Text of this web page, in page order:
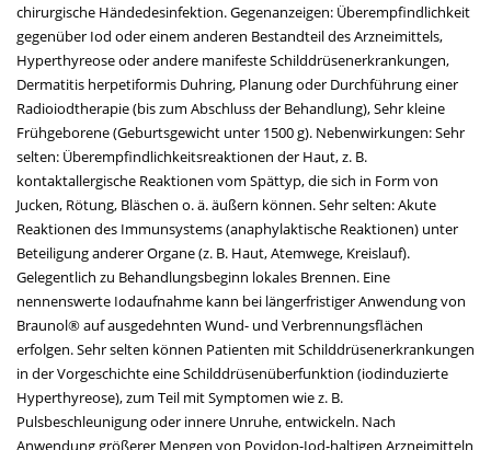
chirurgische Händedesinfektion. Gegenanzeigen: Überempfindlichkeit
gegenüber Iod oder einem anderen Bestandteil des Arzneimittels,
Hyperthyreose oder andere manifeste Schilddrüsenerkrankungen,
Dermatitis herpetiformis Duhring, Planung oder Durchführung einer
Radioiodtherapie (bis zum Abschluss der Behandlung), Sehr kleine
Frühgeborene (Geburtsgewicht unter 1500 g). Nebenwirkungen: Sehr
selten: Überempfindlichkeitsreaktionen der Haut, z. B.
kontaktallergische Reaktionen vom Spättyp, die sich in Form von
Jucken, Rötung, Bläschen o. ä. äußern können. Sehr selten: Akute
Reaktionen des Immunsystems (anaphylaktische Reaktionen) unter
Beteiligung anderer Organe (z. B. Haut, Atemwege, Kreislauf).
Gelegentlich zu Behandlungsbeginn lokales Brennen. Eine
nennenswerte Iodaufnahme kann bei längerfristiger Anwendung von
Braunol® auf ausgedehnten Wund- und Verbrennungsflächen
erfolgen. Sehr selten können Patienten mit Schilddrüsenerkrankungen
in der Vorgeschichte eine Schilddrüsenüberfunktion (iodinduzierte
Hyperthyreose), zum Teil mit Symptomen wie z. B.
Pulsbeschleunigung oder innere Unruhe, entwickeln. Nach
Anwendung größerer Mengen von Povidon-Iod-haltigen Arzneimitteln